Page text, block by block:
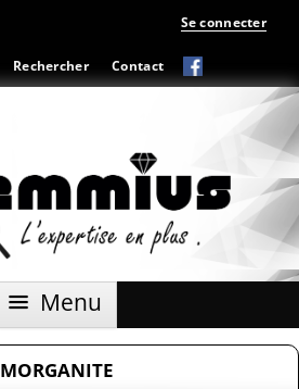
Rechercher Contact
Se connecter
Menu Aller
MORGANITE